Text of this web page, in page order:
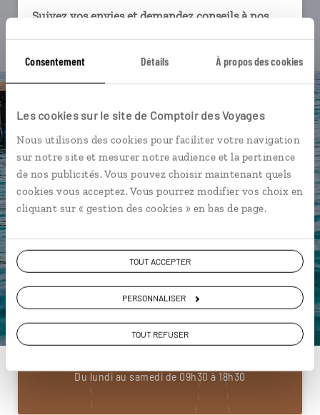
Consentement Détails À propos des cookies
Les cookies sur le site de Comptoir des Voyages
Nous utilisons des cookies pour faciliter votre navigation
sur notre site et mesurer notre audience et la pertinence
de nos publicités. Vous pouvez choisir maintenant quels
cookies vous acceptez. Vous pourrez modifier vos choix en
cliquant sur « gestion des cookies » en bas de page.
TOUT ACCEPTER
PERSONNALISER
TOUT REFUSER
Suivez vos envies et demandez conseils à nos
Ils sauront organiser votre itinéraire au plus
près de vos envies et de la réalité du pays.
connectés en agence, mais aussi par email ou
téléphone.
Vous gardez le même interlocuteur avant,
pendant et après votre voyage.
DEMANDER UN DEVIS
ou
Construisez votre voyage avec un spécialiste Grèce
01 85 08 22 94
Du lundi au samedi de 09h30 à 18h30